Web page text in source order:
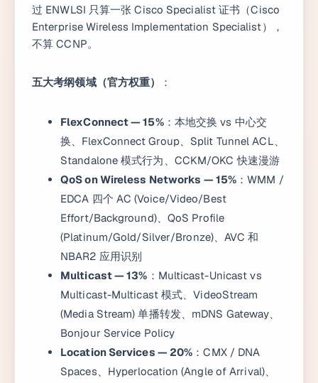
过 ENWLSI 只算一张 Cisco Specialist 证书（Cisco
Enterprise Wireless Implementation Specialist），
不算 CCNP。
五大考纲领域（官方权重） ：
FlexConnect — 15%：本地交换 vs 中心交
换、FlexConnect Group、Split Tunnel ACL、
Standalone 模式行为、CCKM/OKC 快速漫游
QoS on Wireless Networks — 15% ：WMM /
EDCA 四个 AC (Voice/Video/Best
Effort/Background)、QoS Profile
(Platinum/Gold/Silver/Bronze)、AVC 和
NBAR2 应用识别
Multicast — 13% ：Multicast-Unicast vs
Multicast-Multicast 模式、VideoStream
(Media Stream) 单播转发、mDNS Gateway、
Bonjour Service Policy
Location Services — 20% ：CMX / DNA
Spaces、Hyperlocation (Angle of Arrival)、